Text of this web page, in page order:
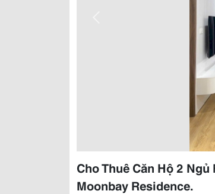
Cho Thuê Căn Hộ 2
Moonbay Residence.